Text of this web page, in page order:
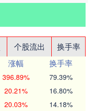
个股流出
换手率
涨幅
换手率
396.89% 79.39%
20.21% 16.80%
20.03% 14.18%